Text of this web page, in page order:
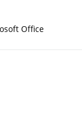
Office